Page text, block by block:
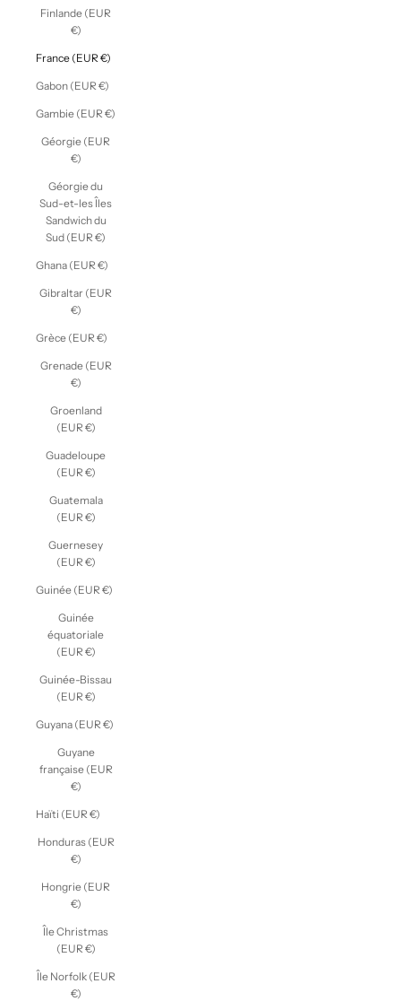
Finlande (EUR
€)
France (EUR €)
Gabon (EUR €)
Gambie (EUR €)
Géorgie (EUR
€)
Géorgie du
Sud-et-les Îles
Sandwich du
Sud (EUR €)
Ghana (EUR €)
Gibraltar (EUR
€)
Grèce (EUR €)
Grenade (EUR
€)
Groenland
(EUR €)
Guadeloupe
(EUR €)
Guatemala
(EUR €)
Guernesey
(EUR €)
Guinée (EUR €)
Guinée
équatoriale
(EUR €)
Guinée-Bissau
(EUR €)
Guyana (EUR €)
Guyane
française (EUR
€)
Haïti (EUR €)
Honduras (EUR
€)
Hongrie (EUR
€)
Île Christmas
(EUR €)
Île Norfolk (EUR
€)